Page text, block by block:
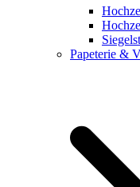
Papeterie &